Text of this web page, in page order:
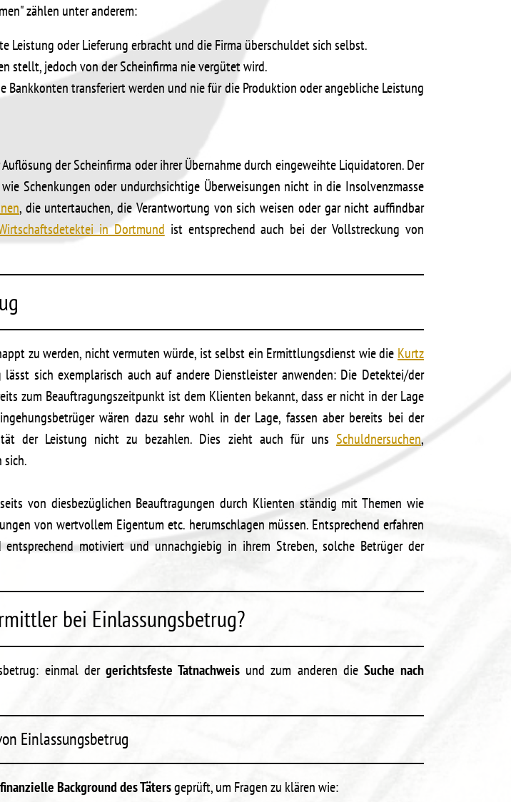
zählen unter anderem:
oder Lieferung erbracht und die Firma überschuldet sich selbst.
stellt, jedoch von der Scheinfirma nie vergütet wird.
transferiert werden und nie für die Produktion oder angebliche Leistung
der Scheinfirma oder ihrer Übernahme durch eingeweihte Liquidatoren. Der
Schenkungen oder undurchsichtige Überweisungen nicht in die Insolvenzmasse
, die untertauchen, die Verantwortung von sich weisen oder gar nicht auffindbar
in Dortmund ist entsprechend auch bei der Vollstreckung von
zu werden, nicht vermuten würde, ist selbst ein Ermittlungsdienst wie die Kurtz
sich exemplarisch auch auf andere Dienstleister anwenden: Die Detektei/der
zum Beauftragungszeitpunkt ist dem Klienten bekannt, dass er nicht in der Lage
wären dazu sehr wohl in der Lage, fassen aber bereits bei der
der Leistung nicht zu bezahlen. Dies zieht auch für uns Schuldnersuchen,
sich.
von diesbezüglichen Beauftragungen durch Klienten ständig mit Themen wie
von wertvollem Eigentum etc. herumschlagen müssen. Entsprechend erfahren
motiviert und unnachgiebig in ihrem Streben, solche Betrüger der
bei Einlassungsbetrug?
einmal der gerichtsfeste Tatnachweis und zum anderen die Suche nach
Einlassungsbetrug
Background des Tätersgeprüft, um Fragen zu klären wie: